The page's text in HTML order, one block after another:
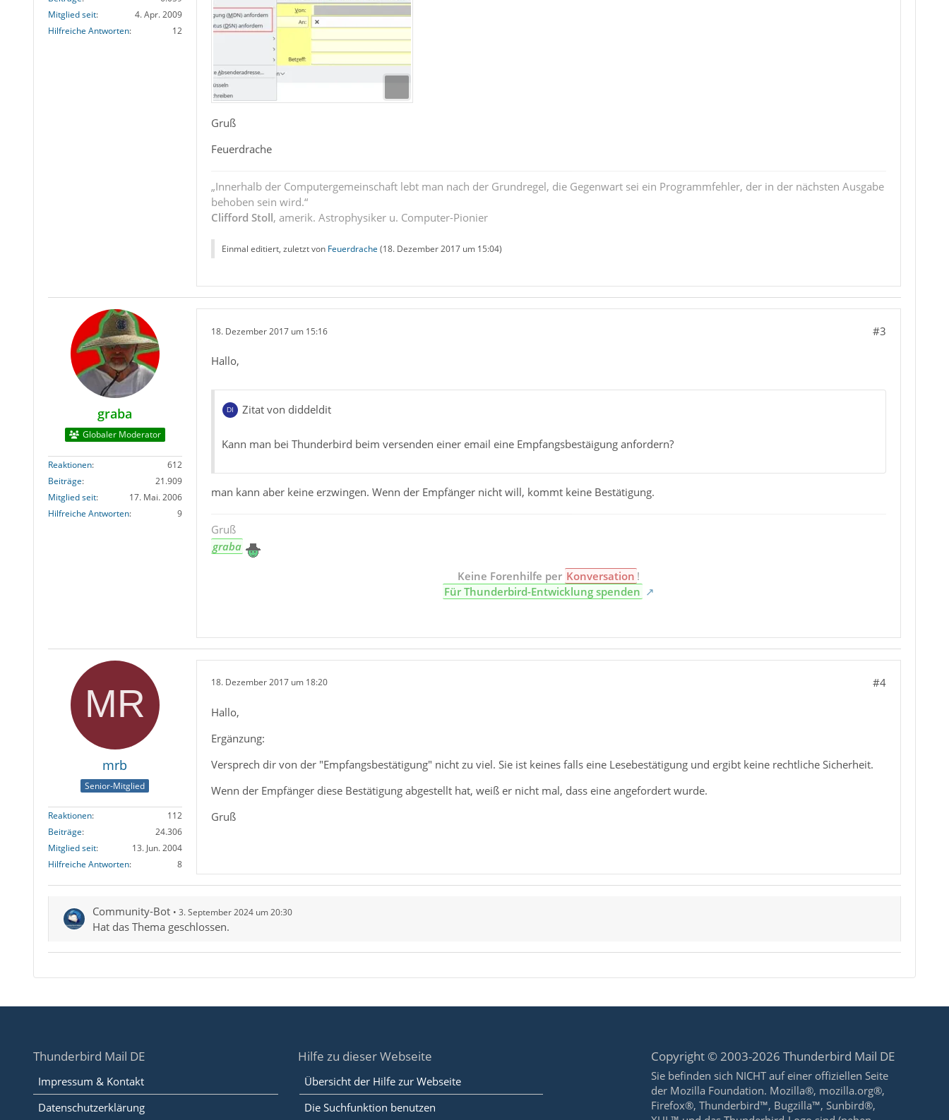
Mitglied seit
4. Apr. 2009
Hilfreiche Antworten
12
Gruß
Feuerdrache
„Innerhalb der Computergemeinschaft lebt man nach der Grundregel, die Gegenwart sei ein Programmfehler, der in der nächsten Ausgabe
behoben sein wird.“
Clifford Stoll, amerik. Astrophysiker u. Computer-Pionier
Einmal editiert, zuletzt von Feuerdrache (18. Dezember 2017 um 15:04)
graba
Globaler Moderator
Reaktionen
612
Beiträge
21.909
Mitglied seit
17. Mai. 2006
Hilfreiche Antworten
9
18. Dezember 2017 um 15:16 #3
Hallo,
Zitat von diddeldit
Kann man bei Thunderbird beim versenden einer email eine Empfangsbestäigung anfordern?
man kann aber keine erzwingen. Wenn der Empfänger nicht will, kommt keine Bestätigung.
Gruß
graba
Keine Forenhilfe per Konversation !
Für Thunderbird-Entwicklung spenden
mrb
Senior-Mitglied
Reaktionen
112
Beiträge
24.306
Mitglied seit
13. Jun. 2004
Hilfreiche Antworten
8
18. Dezember 2017 um 18:20 #4
Hallo,
Ergänzung:
Versprech dir von der "Empfangsbestätigung" nicht zu viel. Sie ist keines falls eine Lesebestätigung und ergibt keine rechtliche Sicherheit.
Wenn der Empfänger diese Bestätigung abgestellt hat, weiß er nicht mal, dass eine angefordert wurde.
Gruß
Community-Bot 3. September 2024 um 20:30
Hat das Thema geschlossen.
Thunderbird Mail DE
Impressum & Kontakt
Datenschutzerklärung
Hilfe zu dieser Webseite
Übersicht der Hilfe zur Webseite
Die Suchfunktion benutzen
Copyright © 2003-2026 Thunderbird Mail DE
Sie befinden sich NICHT auf einer offiziellen Seite
der Mozilla Foundation. Mozilla®, mozilla.org®,
Firefox®, Thunderbird™, Bugzilla™, Sunbird®,